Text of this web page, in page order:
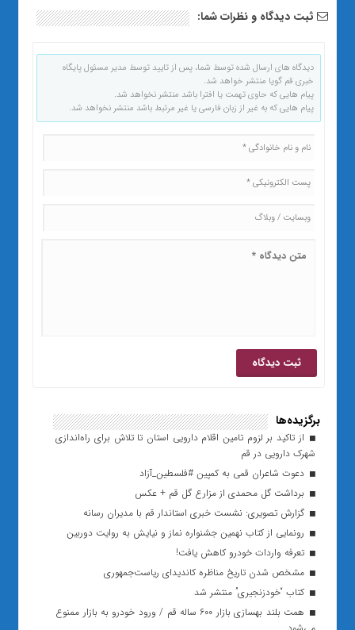
ثبت دیدگاه و نظرات شما:
دیدگاه های ارسال شده توسط شما، پس از تایید توسط مدیر مسئول پایگاه
خبری قم گویا منتشر خواهد شد.
پیام هایی که حاوی تهمت یا افترا باشد منتشر نخواهد شد.
پیام هایی که به غیر از زبان فارسی یا غیر مرتبط باشد منتشر نخواهد شد.
برگزیده‌ها
از تاکید بر لزوم تامین اقلام دارویی استان تا تلاش برای راه‌اندازی
شهرک دارویی در قم
دعوت شاعران قمی به کمپین #فلسطین_آزاد
برداشت گل محمدی از مزارع گل قم + عکس
گزارش تصویری: نشست خبری استاندار قم با مدیران رسانه
رونمایی از کتاب نهمین جشنواره نماز و نیایش به روایت دوربین
تعرفه واردات خودرو کاهش یافت!
مشخص شدن تاریخ مناظره کاندیدای ریاست‌جمهوری
کتاب “خودزنجیری” منتشر شد
همت بلند بهسازی بازار ۶۰۰ ساله قم / ورود خودرو به بازار ممنوع